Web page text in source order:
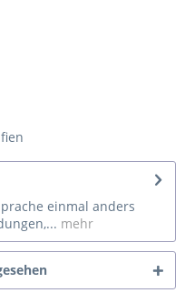
einmal anders
mehr